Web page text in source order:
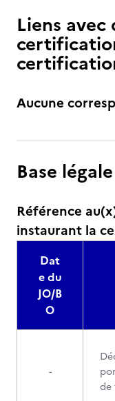
Liens avec
Aucune
Base légale
Référence
instaurant la
Dat
e du
JO/B
O
-
de